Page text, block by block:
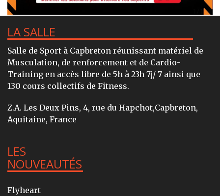
LA SALLE
Salle de Sport à Capbreton réunissant matériel de
Musculation, de renforcement et de Cardio-
Training en accès libre de 5h à 23h 7j/ 7 ainsi que
130 cours collectifs de Fitness.
Z.A. Les Deux Pins, 4, rue du Hapchot,Capbreton,
Aquitaine, France
LES
NOUVEAUTÉS
Flyheart